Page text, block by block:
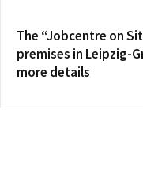
The “Jobcentre on
premises in Leipzig-
more details